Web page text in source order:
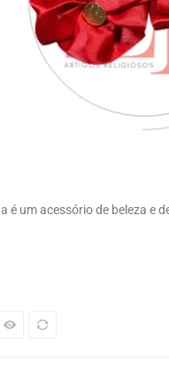
é um acessório de beleza